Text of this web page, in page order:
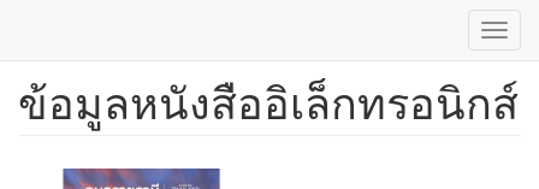
ข้าม
ข้อมูลหนังสืออิเล็กทรอนิกส์